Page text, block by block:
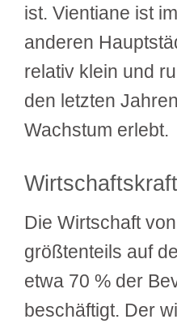
ist. Vientiane ist
anderen
relativ klein und
den letzten
Wachstum erlebt.
Wirtschaftskraft
Die Wirtschaft
größtenteils auf
etwa 70 % der
beschäftigt. Der